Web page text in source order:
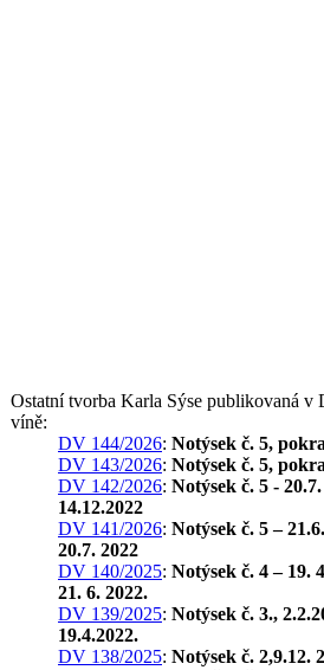
Ostatní tvorba Karla Sýse publikovaná v
víně:
DV 144/2026: Notýsek č. 5,
DV 143/2026: Notýsek č. 5,
DV 142/2026: Notýsek č. 5 -
14.12.2022
DV 141/2026: Notýsek č. 5 –
20.7. 2022
DV 140/2025: Notýsek č. 4 – 19.
21. 6. 2022.
DV 139/2025: Notýsek č. 3.,
19.4.2022.
DV 138/2025: Notýsek č. 2,9.12.